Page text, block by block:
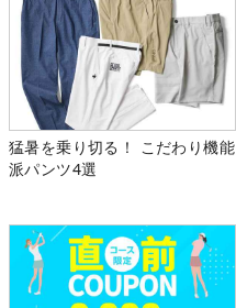
猛暑を乗り切る！ こだわり機能
派パンツ4選